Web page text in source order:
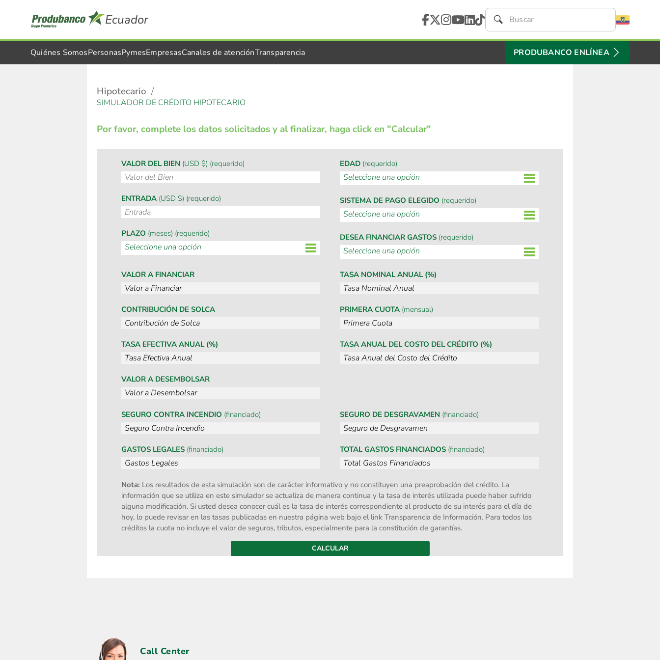
Ecuador
Quiénes SomosPersonasPymesEmpresasCanales de atenciónTransparencia PRODUBANCO ENLÍNEA
Hipotecario
SIMULADOR DE CRÉDITO HIPOTECARIO
Por favor, complete los datos solicitados y al finalizar, haga click en "Calcular"
VALOR DEL BIEN (USD $) (requerido)
ENTRADA (USD $) (requerido)
PLAZO (meses) (requerido)
EDAD (requerido)
SISTEMA DE PAGO ELEGIDO (requerido)
DESEA FINANCIAR GASTOS (requerido)
VALOR A FINANCIAR
CONTRIBUCIÓN DE SOLCA
TASA EFECTIVA ANUAL (%)
VALOR A DESEMBOLSAR
TASA NOMINAL ANUAL (%)
PRIMERA CUOTA (mensual)
TASA ANUAL DEL COSTO DEL CRÉDITO (%)
SEGURO CONTRA INCENDIO (financiado)
GASTOS LEGALES (financiado)
SEGURO DE DESGRAVAMEN (financiado)
TOTAL GASTOS FINANCIADOS (financiado)
Nota: Los resultados de esta simulación son de carácter informativo y no constituyen una preaprobación del crédito. La
información que se utiliza en este simulador se actualiza de manera continua y la tasa de interés utilizada puede haber sufrido
alguna modificación. Si usted desea conocer cuál es la tasa de interés correspondiente al producto de su interés para el día de
hoy, lo puede revisar en las tasas publicadas en nuestra página web bajo el link Transparencia de Información. Para todos los
créditos la cuota no incluye el valor de seguros, tributos, especialmente para la constitución de garantías.
CALCULAR
Call Center